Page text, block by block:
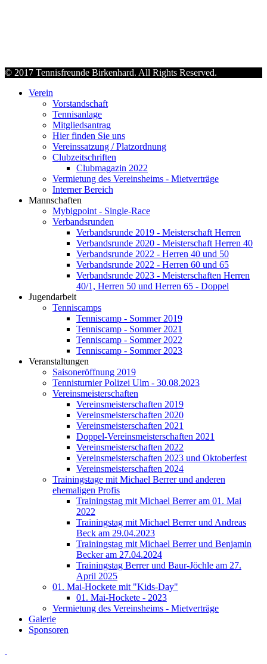
© 2017 Tennisfreunde Birkenhard. All Rights Reserved.
Verein
Vorstandschaft
Tennisanlage
Mitgliedsantrag
Hier finden Sie uns
Vereinssatzung / Platzordnung
Clubzeitschriften
Clubmagazin 2022
Vermietung des Vereinsheims - Mietverträge
Interner Bereich
Mannschaften
Mybigpoint - Single-Race
Verbandsrunden
Verbandsrunde 2019 - Meisterschaft Herren
Verbandsrunde 2020 - Meisterschaft Herren 40
Verbandsrunde 2022 - Herren 40 und 50
Verbandsrunde 2022 - Herren 60 und 65
Verbandsrunde 2023 - Meisterschaften Herren
40/1, Herren 50 und Herren 65 - Doppel
Jugendarbeit
Tenniscamps
Tenniscamp - Sommer 2019
Tenniscamp - Sommer 2021
Tenniscamp - Sommer 2022
Tenniscamp - Sommer 2023
Veranstaltungen
Saisoneröffnung 2019
Tennisturnier Polizei Ulm - 30.08.2023
Vereinsmeisterschaften
Vereinsmeisterschaften 2019
Vereinsmeisterschaften 2020
Vereinsmeisterschaften 2021
Doppel-Vereinsmeisterschaften 2021
Vereinsmeisterschaften 2022
Vereinsmeisterschaften 2023 und Oktoberfest
Vereinsmeisterschaften 2024
Trainingstage mit Michael Berrer und anderen
ehemaligen Profis
Trainingstag mit Michael Berrer am 01. Mai
2022
Trainingstag mit Michael Berrer und Andreas
Beck am 29.04.2023
Trainingstag mit Michael Berrer und Benjamin
Becker am 27.04.2024
Trainingstag Berrer und Baur-Jöchle am 27.
April 2025
01. Mai-Hockete mit "Kids-Day"
01. Mai-Hockete - 2023
Vermietung des Vereinsheims - Mietverträge
Galerie
Sponsoren